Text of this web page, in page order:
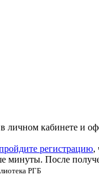
в личном кабинете и
регистрацию,
минуты. После
РГБ